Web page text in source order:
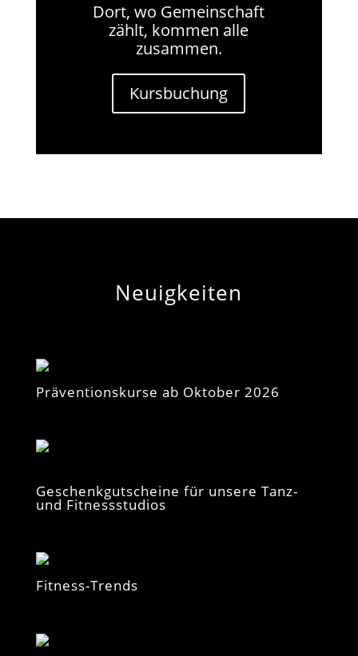
Dort, wo Gemeinschaft
zählt, kommen alle
zusammen.
Kursbuchung
Neuigkeiten
Präventionskurse ab Oktober 2026
Geschenkgutscheine für unsere Tanz-
und Fitnessstudios
Fitness-Trends